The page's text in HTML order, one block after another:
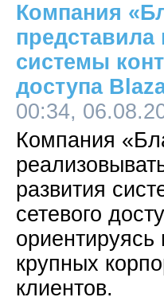
Компания
системы
доступа
00:34,
Компания
развития
сетевого
ориентируясь
крупных
клиентов.